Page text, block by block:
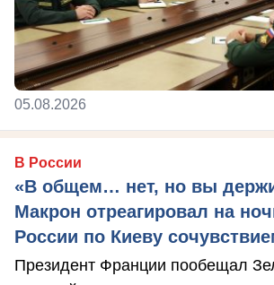
05.08.2026
В России
«В общем… нет, но вы
Макрон отреагировал на
России по Киеву
Президент Франции пообещал